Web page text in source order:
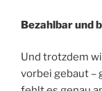
Bezahlbar und
Und trotzdem
vorbei gebaut –